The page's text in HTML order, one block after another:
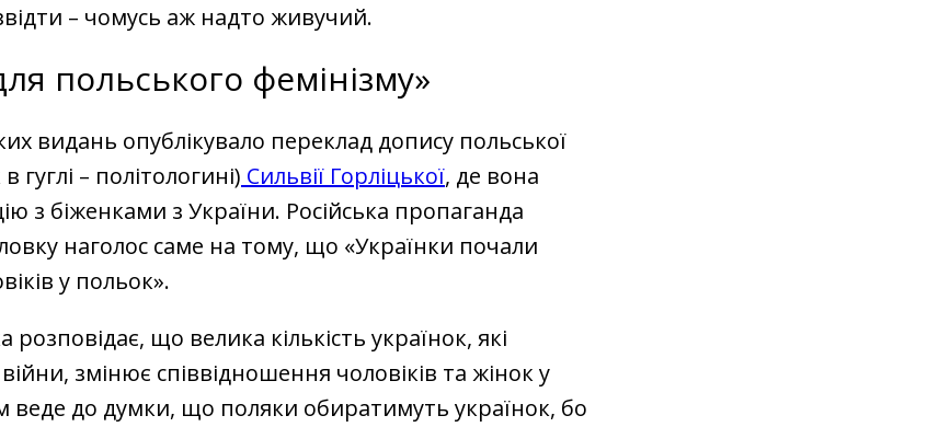
– чомусь аж надто живучий.
польського фемінізму»
видань опублікувало переклад допису польської
гуглі – політологині) Сильвії Горліцької, де вона
з біженками з України. Російська пропаганда
наголос саме на тому, що «Українки почали
у польок».
розповідає, що велика кількість українок, які
змінює співвідношення чоловіків та жінок у
веде до думки, що поляки обиратимуть українок, бо